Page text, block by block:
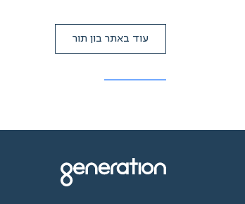
עוד באתר בון תור